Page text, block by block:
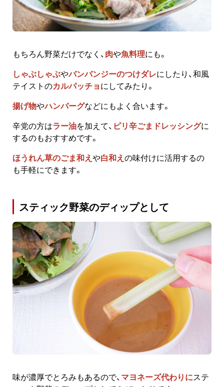
もちろん野菜だけでなく、 肉や魚料理にも。
しゃぶしゃぶやバンバンジーのつけダレにしたり、和風
テイストのカルパッチョにしてみたり。
揚げ物やハンバーグなどにもよく合います。
辛党の方はラー油を加えて、 ピリ辛ごまドレッシングに
するのもおすすめです。
ほうれん草のごま和えや白和えの味付けに活用するの
も手軽にできます。
スティック野菜のディップとして
味が濃厚でとろみもあるので、 マヨネーズ代わりにステ